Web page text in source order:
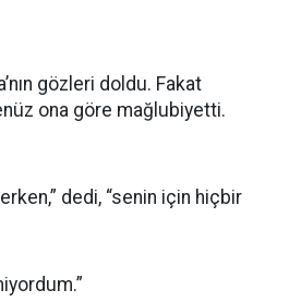
gözleri doldu. Fakat
ona göre mağlubiyetti.
dedi, “senin için hiçbir